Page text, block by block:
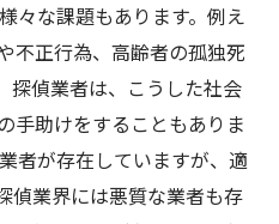
々な課題もあります。例え
不正行為、高齢者の孤独死
探偵業者は、こうした社会
手助けをすることもありま
者が存在していますが、適
偵業界には悪質な業者も存